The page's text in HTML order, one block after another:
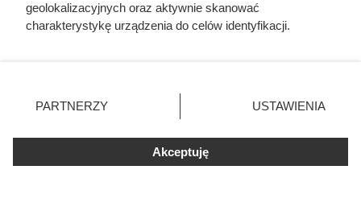
zaczynał się po zamknięciu drzwi
geolokalizacyjnych oraz aktywnie skanować
charakterystykę urządzenia do celów identyfikacji.
zmienić/wycofać klikając przycisk ustawień prywatności
znajdujący się w lewym dolnym rogu strony. Niektóre
użytkownika, ale masz prawo sprzeciwić się takiemu
przetwarzaniu. Preferencje będą miały zastosowania tylko
PARTNERZY USTAWIENIA
Akceptuję